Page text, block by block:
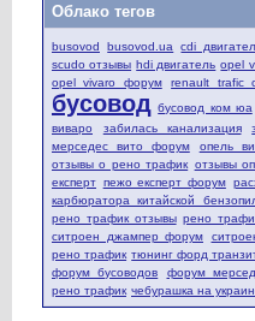
Облако тегов
busovod busovod.ua cdi
scudo отзывы hdi двигатель opel
opel vivaro форум
renault trafic
бусовод бусовод ком юа
виваро
забилась канализация
мерседес вито форум
опель
отзывы о рено трафик отзывы
експерт пежо експерт форум
карбюратора китайской
рено трафик отзывы рено
ситроен джампер форум
рено трафик тюнинг форд
форум бусоводов
форум
рено трафик чебурашка на